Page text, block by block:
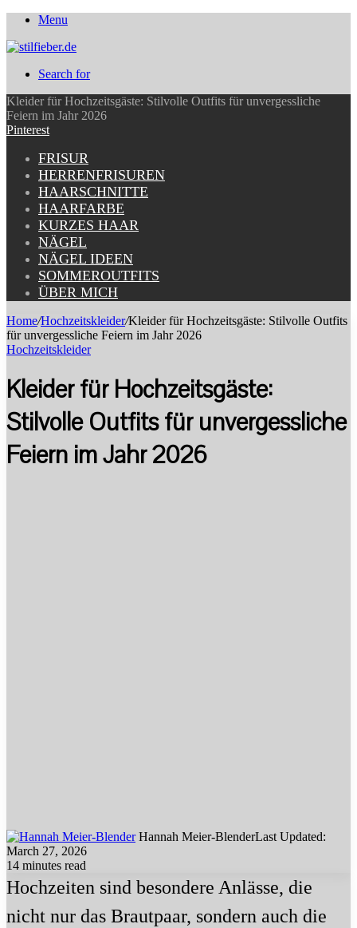
Menu
Search for
Kleider für Hochzeitsgäste: Stilvolle Outfits für unvergessliche
Feiern im Jahr 2026
Pinterest
FRISUR
HERRENFRISUREN
HAARSCHNITTE
HAARFARBE
KURZES HAAR
NÄGEL
NÄGEL IDEEN
SOMMEROUTFITS
ÜBER MICH
Home/Hochzeitskleider/Kleider für Hochzeitsgäste: Stilvolle Outfits
für unvergessliche Feiern im Jahr 2026
Hochzeitskleider
Kleider für Hochzeitsgäste:
Stilvolle Outfits für unvergessliche
Feiern im Jahr 2026
Hannah Meier-BlenderLast Updated:
March 27, 2026
14 minutes read
Hochzeiten sind besondere Anlässe, die
nicht nur das Brautpaar, sondern auch die